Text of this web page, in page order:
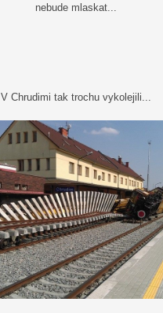
nebude mlaskat...
V Chrudimi tak trochu vykolejili...